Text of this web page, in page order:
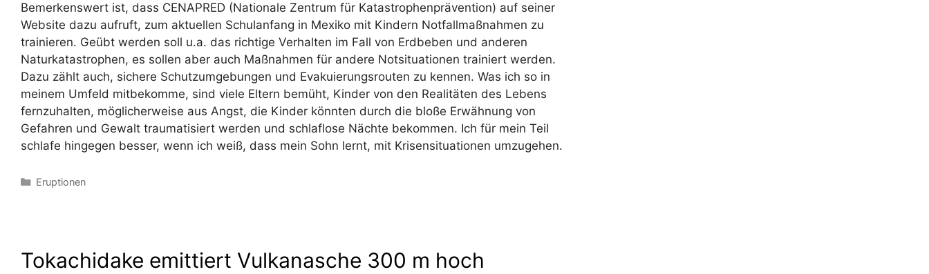
Bemerkenswert ist, dass CENAPRED (Nationale Zentrum für Katastrophenprävention) auf seiner
Website dazu aufruft, zum aktuellen Schulanfang in Mexiko mit Kindern Notfallmaßnahmen zu
trainieren. Geübt werden soll u.a. das richtige Verhalten im Fall von Erdbeben und anderen
Naturkatastrophen, es sollen aber auch Maßnahmen für andere Notsituationen trainiert werden.
Dazu zählt auch, sichere Schutzumgebungen und Evakuierungsrouten zu kennen. Was ich so in
meinem Umfeld mitbekomme, sind viele Eltern bemüht, Kinder von den Realitäten des Lebens
fernzuhalten, möglicherweise aus Angst, die Kinder könnten durch die bloße Erwähnung von
Gefahren und Gewalt traumatisiert werden und schlaflose Nächte bekommen. Ich für mein Teil
schlafe hingegen besser, wenn ich weiß, dass mein Sohn lernt, mit Krisensituationen umzugehen.
Kategorien
Eruptionen
Tokachidake emittiert Vulkanasche 300 m hoch